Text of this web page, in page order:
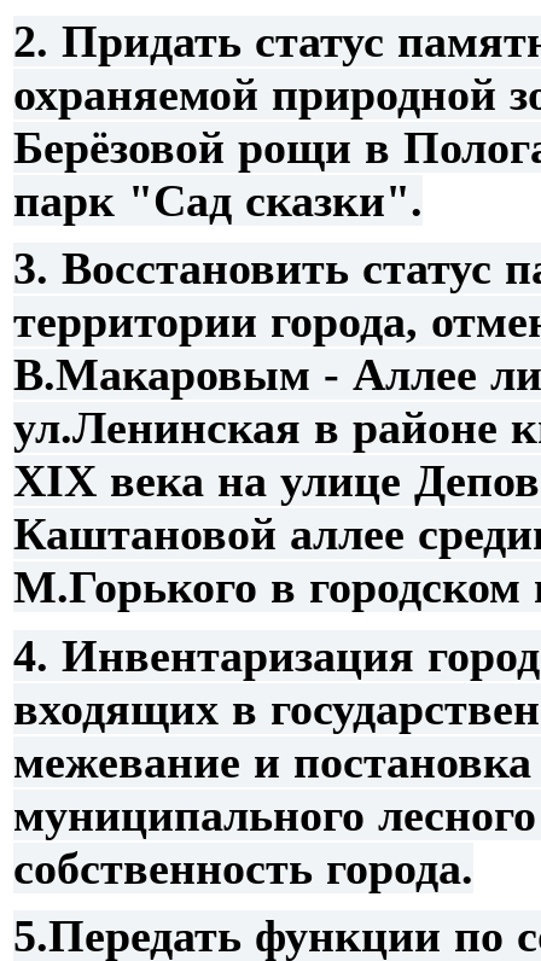
2. Придать статус
охраняемой природной
Берёзовой рощи в
парк "Сад сказки".
3. Восстановить статус
территории города,
В.Макаровым - Аллее
ул.Ленинская в районе
XIX века на улице
Каштановой аллее
М.Горького в городском
4. Инвентаризация
входящих в
межевание и постановка
муниципального
собственность города.
5.Передать функции по